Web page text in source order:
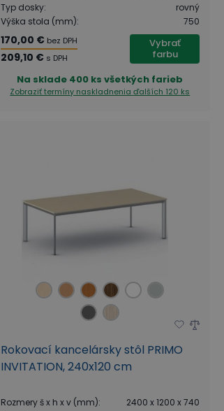
Typ dosky:
rovný
Výška stola (mm): 750
170,00 € bez DPH
209,10 € s DPH
Vybrať
farbu
Na sklade 400 ks všetkých farieb
Zobraziť termíny naskladneniaďalších 120 ks
Rokovací kancelársky stôl PRIMO
INVITATION, 240x120 cm
Rozmery š x h x v (mm):
2400 x 1200 x 740